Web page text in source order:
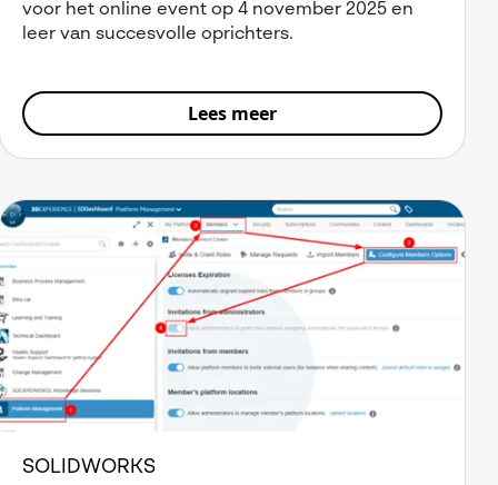
voor het online event op 4 november 2025 en
leer van succesvolle oprichters.
Lees meer
SOLIDWORKS